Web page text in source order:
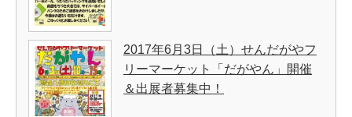
2017年6月3日（土）せんだがやフ
リーマーケット「だがやん」開催
＆出展者募集中！